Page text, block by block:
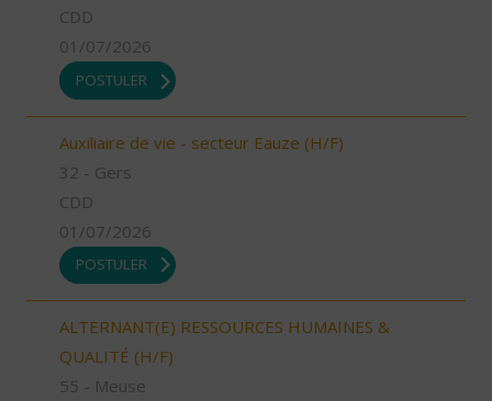
CDD
01/07/2026
POSTULER
Auxiliaire de vie - secteur Eauze (H/F)
32 - Gers
CDD
01/07/2026
POSTULER
ALTERNANT(E) RESSOURCES HUMAINES &
QUALITÉ (H/F)
55 - Meuse